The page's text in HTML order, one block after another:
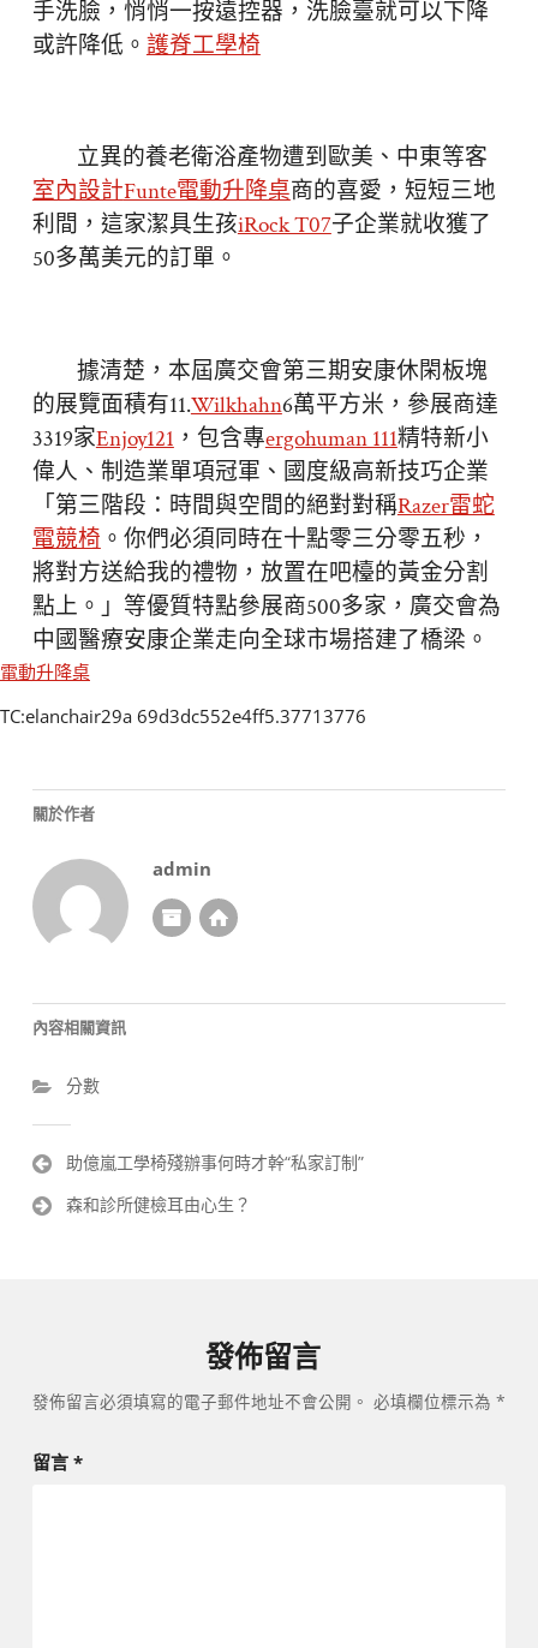
手洗臉，悄悄一按遠控器，洗臉臺就可以下降
或許降低。 護脊工學椅
立異的養老衛浴產物遭到歐美、中東等客
室內設計Funte電動升降桌商的喜愛，短短三地
利間，這家潔具生孩iRock T07子企業就收獲了
50多萬美元的訂單。
據清楚，本屆廣交會第三期安康休閑板塊
的展覽面積有11.Wilkhahn6萬平方米，參展商達
3319家Enjoy121 ，包含專ergohuman 111精特新小
偉人、制造業單項冠軍、國度級高新技巧企業
「第三階段：時間與空間的絕對對稱Razer雷蛇
電競椅 。你們必須同時在十點零三分零五秒，
將對方送給我的禮物，放置在吧檯的黃金分割
點上。」等優質特點參展商500多家，廣交會為
中國醫療安康企業走向全球市場搭建了橋梁。
電動升降桌
TC:elanchair29a 69d3dc552e4ff5.37713776
關於作者
admin
內容相關資訊
分數
文
導
助億嵐工學椅殘辦事何時才幹“私家訂制”
森和診所健檢耳由心生？
發佈留言
發佈留言必須填寫的電子郵件地址不會公開。 必填欄位標示為 *
留言 *